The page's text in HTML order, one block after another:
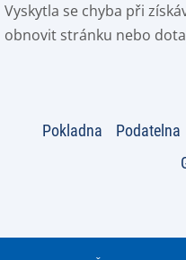
Vyskytla se chyba při
obnovit stránku nebo
Pokladna Podatelna